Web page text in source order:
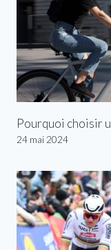
Pourquoi choisir
24 mai 2024